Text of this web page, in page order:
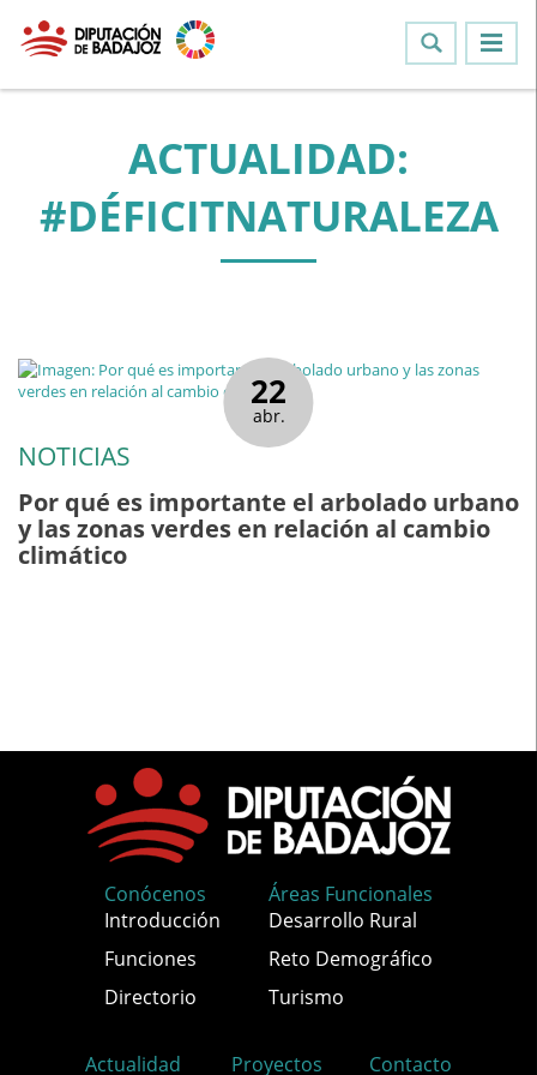
ACTUALIDAD:
#DÉFICITNATURALEZA
22
abr.
NOTICIAS
Por qué es importante el arbolado urbano
y las zonas verdes en relación al cambio
climático
Conócenos
Introducción
Funciones
Directorio
Áreas Funcionales
Desarrollo Rural
Reto Demográfico
Turismo
Actualidad Proyectos Contacto